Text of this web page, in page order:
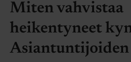
Miten vahvistaa
heikentyneet
Asiantuntijoiden